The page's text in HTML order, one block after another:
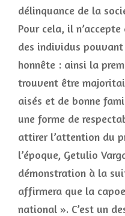
délinquance de la
Pour cela, il
des individus
honnête : ainsi la
trouvent être
aisés et de bonne
une forme de
attirer l’attention du
l’époque, Getulio
démonstration à la
affirmera que la
national ». C’est un